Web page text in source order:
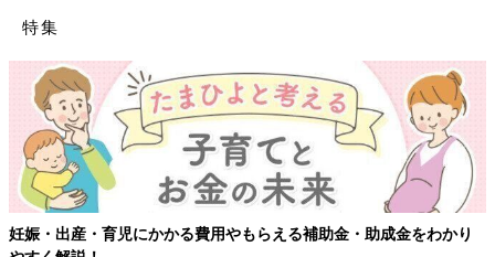
特集
妊娠・出産・育児にかかる費用やもらえる補助金・助成金をわかり